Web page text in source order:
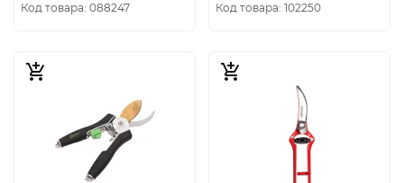
Код товара: 088247 Код товара: 102250